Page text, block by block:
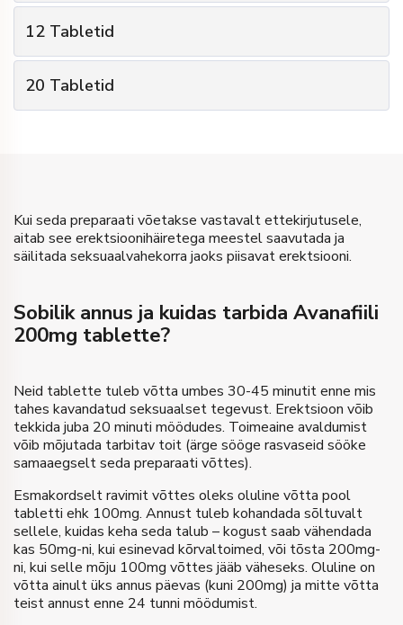
Pakkide arv 1
Paki hind
12 Tabletid
Pakkide arv 3
Paki hind
Osta
20 Tabletid
Hind €
Kui seda preparaati võetakse vastavalt ettekirjutusele,
aitab see erektsioonihäiretega meestel saavutada ja
säilitada seksuaalvahekorra jaoks piisavat erektsiooni.
Sobilik annus ja kuidas tarbida Avanafiili
200mg tablette?
Neid tablette tuleb võtta umbes 30-45 minutit enne mis
tahes kavandatud seksuaalset tegevust. Erektsioon võib
tekkida juba 20 minuti möödudes. Toimeaine avaldumist
võib mõjutada tarbitav toit (ärge sööge rasvaseid sööke
samaaegselt seda preparaati võttes).
Esmakordselt ravimit võttes oleks oluline võtta pool
tabletti ehk 100mg. Annust tuleb kohandada sõltuvalt
sellele, kuidas keha seda talub – kogust saab vähendada
kas 50mg-ni, kui esinevad kõrvaltoimed, või tõsta 200mg-
ni, kui selle mõju 100mg võttes jääb väheseks. Oluline on
võtta ainult üks annus päevas (kuni 200mg) ja mitte võtta
teist annust enne 24 tunni möödumist.